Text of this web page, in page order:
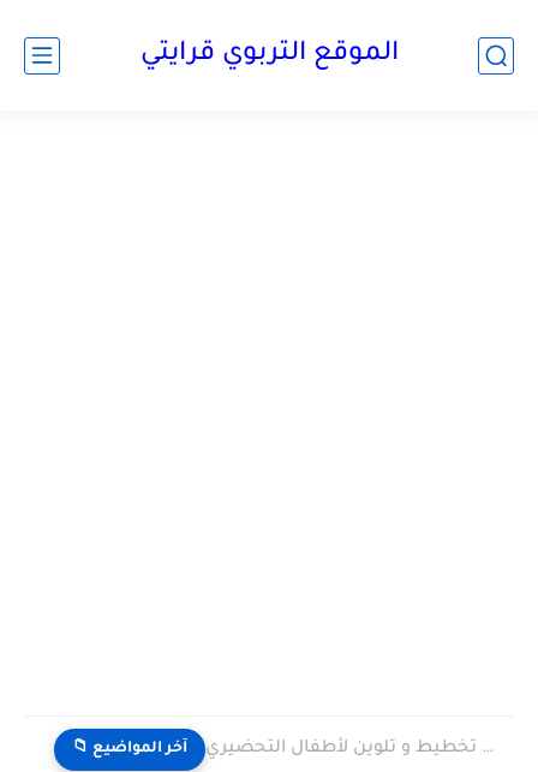
الموقع التربوي قرايتي
📁 آخر المواضيع بطاقات تمارين تخطيط و تلوين لأطفال التحضيري